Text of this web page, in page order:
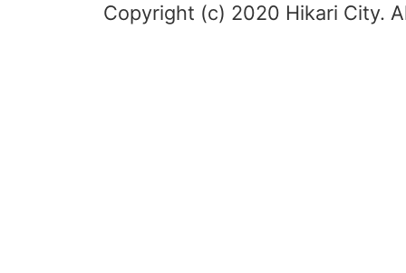
Copyright (c) 2020 Hikari City.